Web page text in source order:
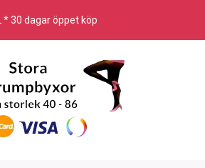
* 30 dagar öppet köp